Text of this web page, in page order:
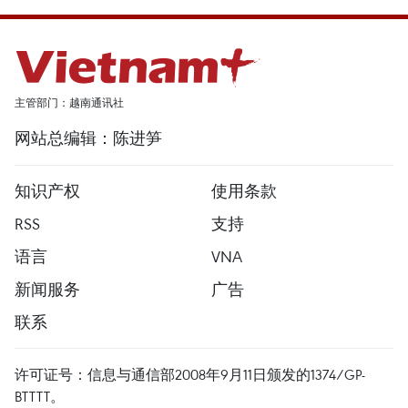
主管部门：越南通讯社
网站总编辑：陈进笋
知识产权
使用条款
RSS
支持
语言
VNA
新闻服务
广告
联系
许可证号：信息与通信部2008年9月11日颁发的1374/GP-
BTTTT。